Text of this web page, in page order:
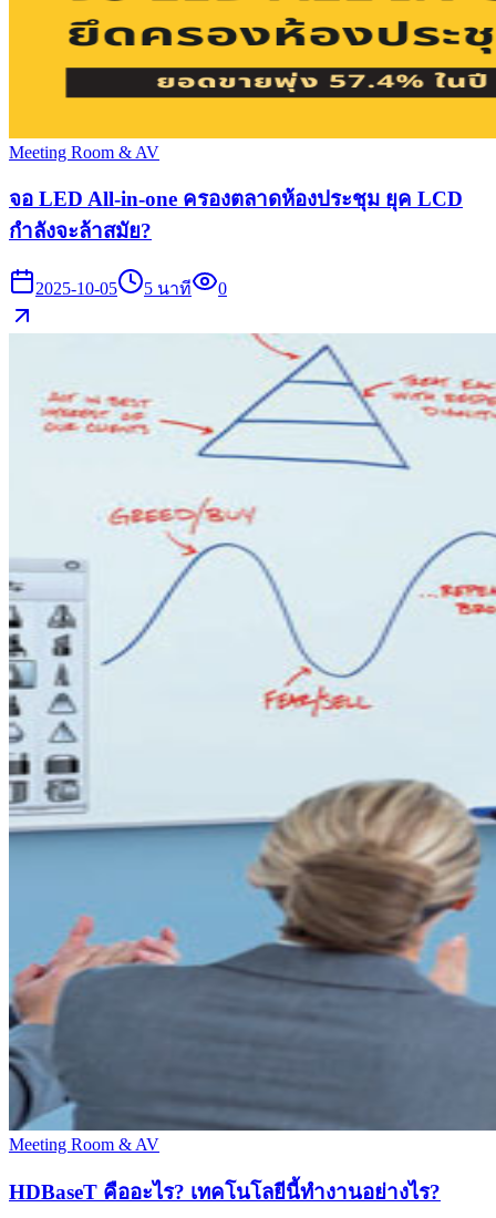
Meeting Room & AV
จอ LED All-in-one ครองตลาดห้องประชุม ยุค LCD
กำลังจะล้าสมัย?
2025-10-05 5 นาที 0
Meeting Room & AV
HDBaseT คืออะไร? เทคโนโลยีนี้ทำงานอย่างไร?